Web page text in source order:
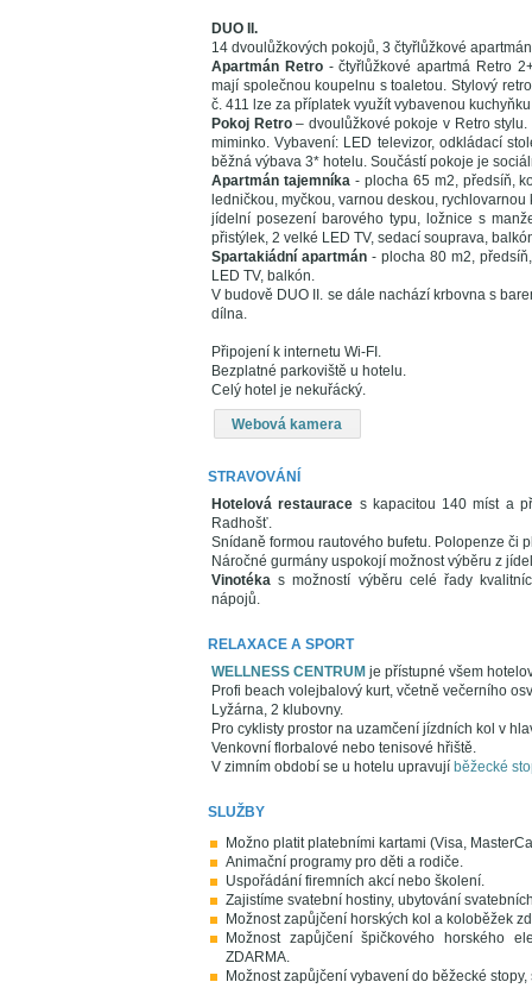
DUO II.
14 dvoulůžkových pokojů, 3 čtyřlůžkové
Apartmán Retro- čtyřlůžkové apartmá Retro
mají společnou koupelnu s toaletou. Stylový
č. 411 lze za příplatek využít vybavenou
Pokoj Retro– dvoulůžkové pokoje v Retro
miminko. Vybavení: LED televizor, odkládací
běžná výbava 3* hotelu. Součástí pokoje je
Apartmán tajemníka- plocha 65 m2, předsíň,
ledničkou, myčkou, varnou deskou,
jídelní posezení barového typu, ložnice s
přistýlek, 2 velké LED TV, sedací souprava,
Spartakiádní apartmán- plocha 80 m2,
LED TV, balkón.
V budově DUO II. se dále nachází krbovna s
dílna.
Připojení k internetu Wi-FI.
Bezplatné parkoviště u hotelu.
Celý hotel je nekuřácký.
Webová kamera
STRAVOVÁNÍ
Hotelová restaurace s kapacitou 140 míst a
Radhošť.
Snídaně formou rautového bufetu. Polopenze či
Náročné gurmány uspokojí možnost výběru z
Vinotéka s možností výběru celé řady
nápojů.
RELAXACE A SPORT
WELLNESS CENTRUM je přístupné všem
Profi beach volejbalový kurt, včetně večerního
Lyžárna, 2 klubovny.
Pro cyklisty prostor na uzamčení jízdních kol v
Venkovní florbalové nebo tenisové hřiště.
V zimním období se u hotelu upravují běžecké
SLUŽBY
Možno platit platebními kartami (Visa,
Animační programy pro děti a rodiče.
Uspořádání firemních akcí nebo školení.
Zajistíme svatební hostiny, ubytování
Možnost zapůjčení horských kol a koloběžek
Možnost zapůjčení špičkového horského
ZDARMA.
Možnost zapůjčení vybavení do běžecké